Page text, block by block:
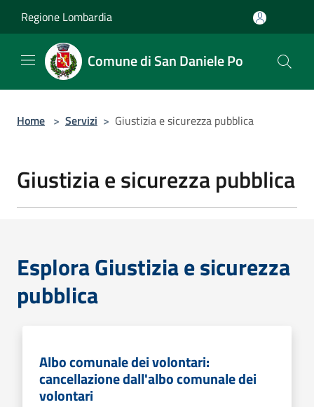
Regione Lombardia
Comune di San Daniele Po
Home > Servizi > Giustizia e sicurezza pubblica
Giustizia e sicurezza pubblica
Esplora Giustizia e sicurezza
pubblica
Albo comunale dei volontari:
cancellazione dall'albo comunale dei
volontari